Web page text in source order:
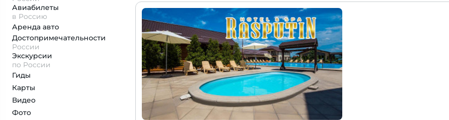
Авиабилеты
в Россию
Аренда авто
Достопримеча­тельности
России
Экскурсии
по России
Гиды
Карты
Видео
Фото